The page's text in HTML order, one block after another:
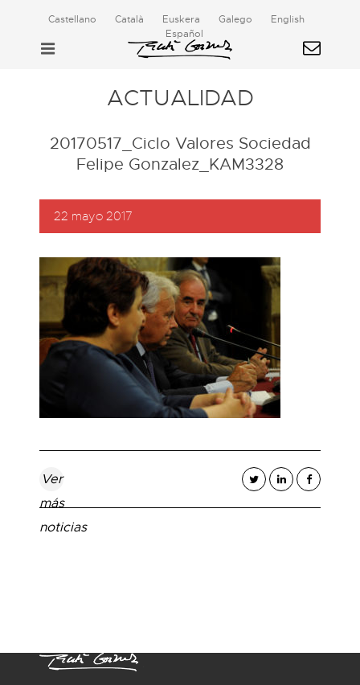
Castellano Català Euskera Galego
English
Español
ACTUALIDAD
20170517_Ciclo Valores Sociedad
Felipe Gonzalez_KAM3328
22 mayo 2017
Ver
más
noticias